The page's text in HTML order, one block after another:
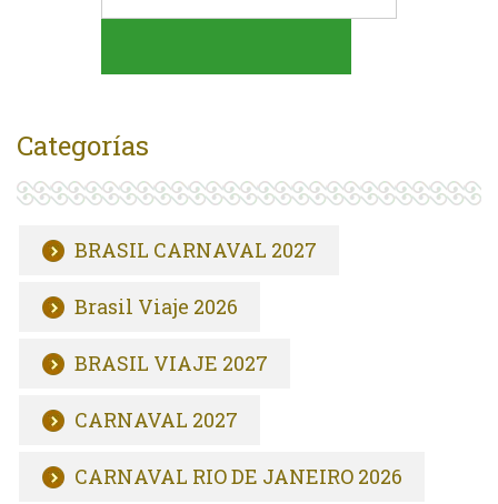
Categorías
BRASIL CARNAVAL 2027
Brasil Viaje 2026
BRASIL VIAJE 2027
CARNAVAL 2027
CARNAVAL RIO DE JANEIRO 2026